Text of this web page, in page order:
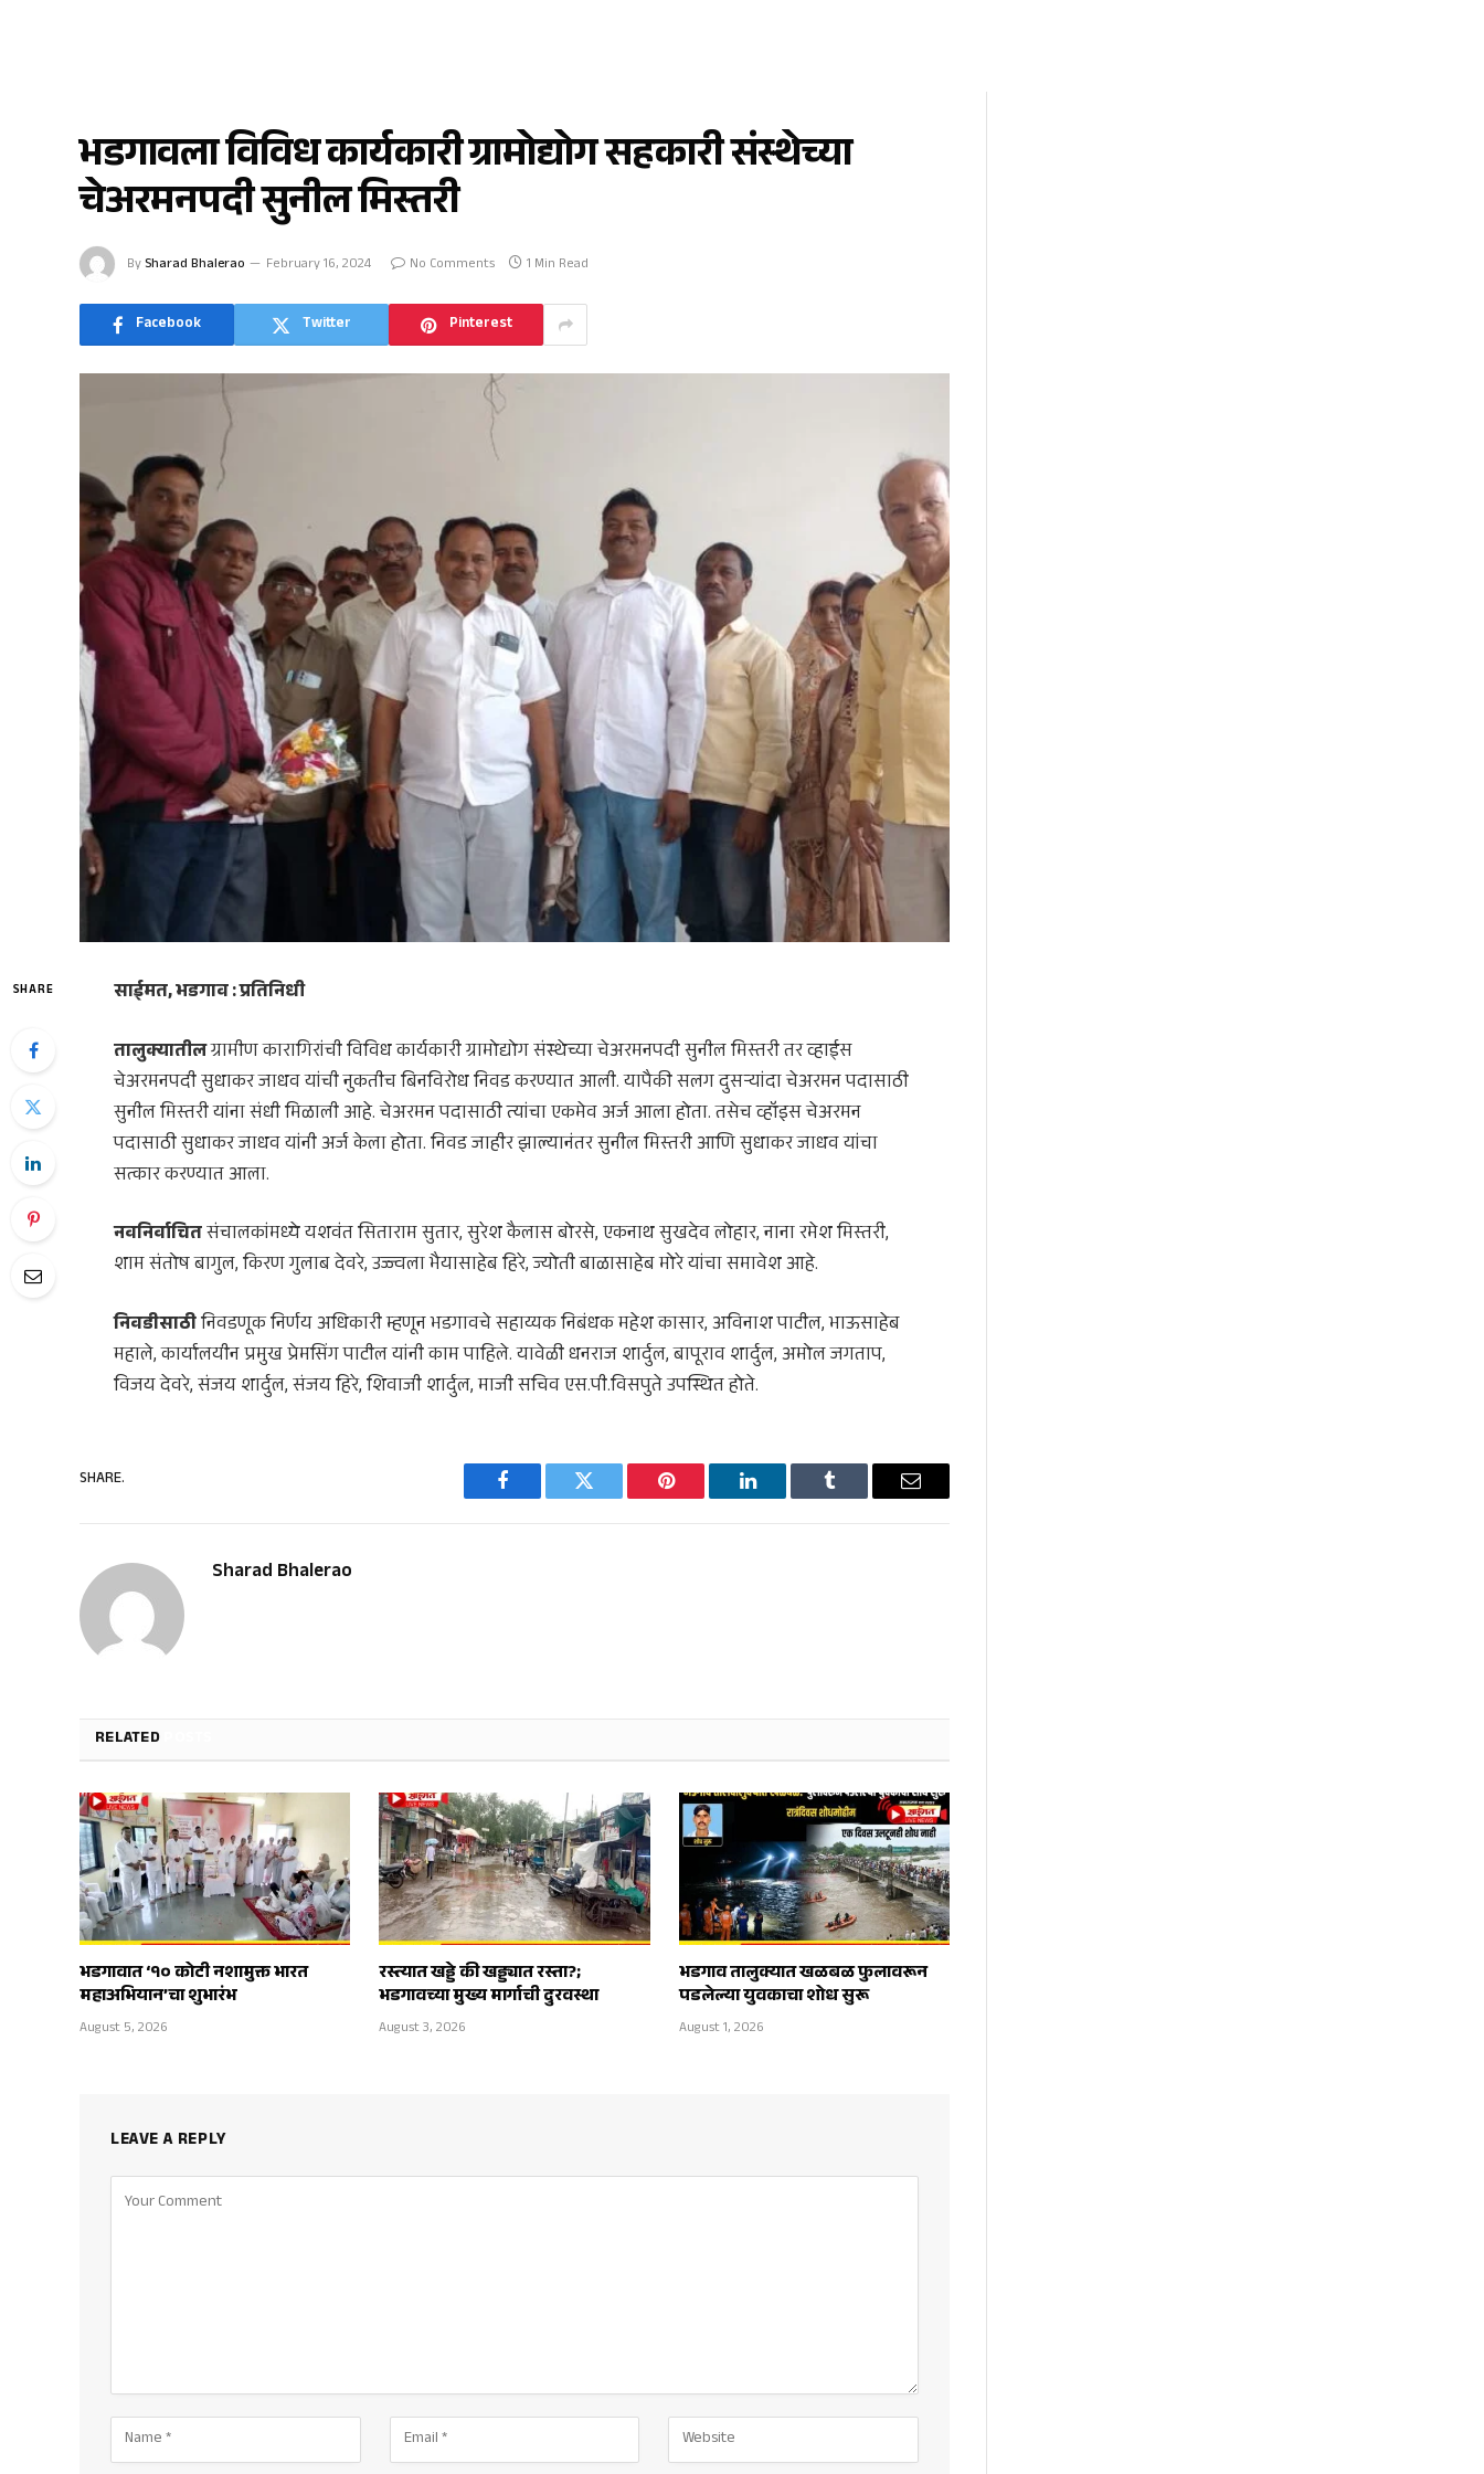
भडगावला विविध कार्यकारी ग्रामोद्योग सहकारी संस्थेच्या
चेअरमनपदी सुनील मिस्तरी
By Sharad Bhalerao February 16, 2024 No Comments 1 Min Read
Facebook Twitter Pinterest
SHARE
साईमत, भडगाव : प्रतिनिधी
तालुक्यातीलग्रामीण कारागिरांची विविध कार्यकारी ग्रामोद्योग संस्थेच्या चेअरमनपदी सुनील मिस्तरी तर व्हाईस
चेअरमनपदी सुधाकर जाधव यांची नुकतीच बिनविरोध निवड करण्यात आली. यापैकी सलग दुसऱ्यांदा चेअरमन पदासाठी
सुनील मिस्तरी यांना संधी मिळाली आहे. चेअरमन पदासाठी त्यांचा एकमेव अर्ज आला होता. तसेच व्हॉइस चेअरमन
पदासाठी सुधाकर जाधव यांनी अर्ज केला होता. निवड जाहीर झाल्यानंतर सुनील मिस्तरी आणि सुधाकर जाधव यांचा
सत्कार करण्यात आला.
नवनिर्वाचितसंचालकांमध्ये यशवंत सिताराम सुतार, सुरेश कैलास बोरसे, एकनाथ सुखदेव लोहार, नाना रमेश मिस्तरी,
शाम संतोष बागुल, किरण गुलाब देवरे, उज्ज्वला भैयासाहेब हिरे, ज्योती बाळासाहेब मोरे यांचा समावेश आहे.
निवडीसाठीनिवडणूक निर्णय अधिकारी म्हणून भडगावचे सहाय्यक निबंधक महेश कासार, अविनाश पाटील, भाऊसाहेब
महाले, कार्यालयीन प्रमुख प्रेमसिंग पाटील यांनी काम पाहिले. यावेळी धनराज शार्दुल, बापूराव शार्दुल, अमोल जगताप,
विजय देवरे, संजय शार्दुल, संजय हिरे, शिवाजी शार्दुल, माजी सचिव एस.पी.विसपुते उपस्थित होते.
SHARE.
Facebook Twitter Pinterest LinkedIn Tumblr Email
Sharad Bhalerao
RELATED
भडगावात ‘१० कोटी नशामुक्त भारत
महाअभियान’चा शुभारंभ
August 5, 2026
रस्त्यात खड्डे की खड्ड्यात रस्ता?;
भडगावच्या मुख्य मार्गाची दुरवस्था
August 3, 2026
भडगाव तालुक्यात खळबळ फुलावरून
पडलेल्या युवकाचा शोध सुरू
August 1, 2026
LEAVE A REPLY